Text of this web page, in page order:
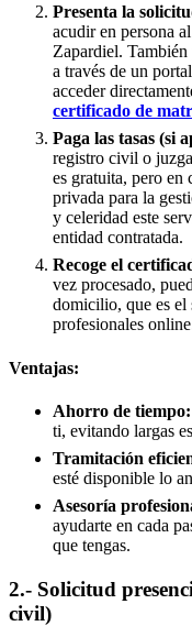
Presenta la
acudir en persona
Zapardiel.
a través de un
acceder
certificado de
Paga las tasas (si
registro civil o
es gratuita, pero en
privada para la
y celeridad este
entidad contratada.
Recoge el
vez procesado,
domicilio, que es el
profesionales
Ventajas:
Ahorro de tiempo:
ti, evitando largas
Tramitación
esté disponible lo
Asesoría
ayudarte en cada
que tengas.
2.- Solicitud
civil)